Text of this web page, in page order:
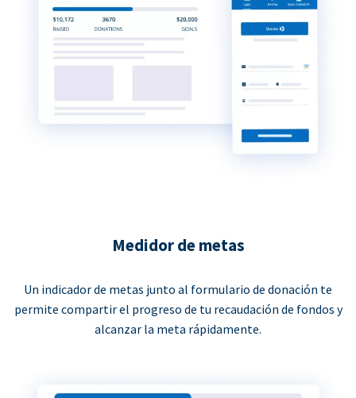
Medidor de metas
Un indicador de metas junto al formulario de donación te
permite compartir el progreso de tu recaudación de fondos y
alcanzar la meta rápidamente.